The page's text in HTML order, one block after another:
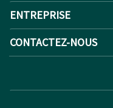
ENTREPRISE
CONTACTEZ-NOUS